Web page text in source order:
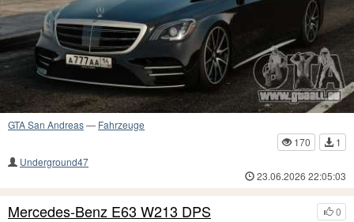
GTA San Andreas— Fahrzeuge
170
1
Underground47
23.06.2026 22:05:03
0
Mercedes-Benz E63 W213 DPS